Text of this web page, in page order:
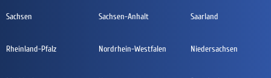
Sachsen Sachsen-Anhalt Saarland
Rheinland-Pfalz Nordrhein-Westfalen Niedersachsen